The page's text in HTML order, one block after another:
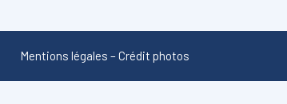
Mentions légales –Crédit photos